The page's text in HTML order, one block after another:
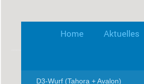
Home Aktuelles
D3-Wurf (Tahora + Avalon)